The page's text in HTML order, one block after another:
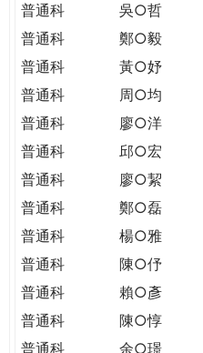
格。
民。
r
e
普通科 吳○哲
普通科
鄭○毅
普通科
黃○妤
普通科
周○均
普通科
廖○洋
普通科
邱○宏
普通科
廖○絜
普通科
鄭○磊
普通科
楊○雅
普通科
陳○伃
普通科
賴○彥
普通科
陳○惇
普通科
余○璟